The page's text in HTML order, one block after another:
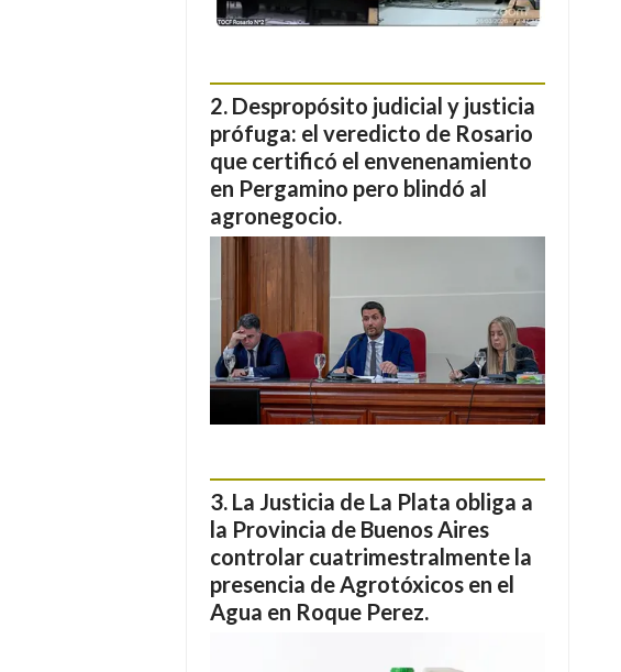
Despropósito judicial y justicia
prófuga: el veredicto de Rosario
que certificó el envenenamiento
en Pergamino pero blindó al
agronegocio.
La Justicia de La Plata obliga a
la Provincia de Buenos Aires
controlar cuatrimestralmente la
presencia de Agrotóxicos en el
Agua en Roque Perez.